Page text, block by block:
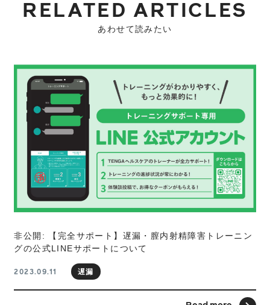
RELATED ARTICLES
あわせて読みたい
非公開: 【完全サポート】遅漏・膣内射精障害トレーニン
グの公式LINEサポートについて
2023.09.11 遅漏